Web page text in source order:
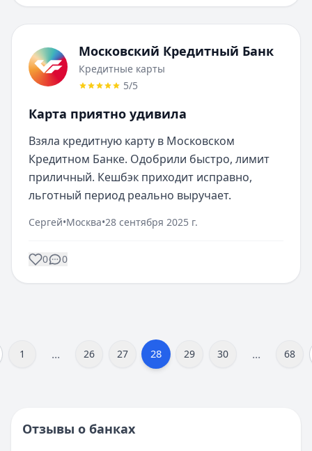
Московский Кредитный Банк
Кредитные карты
5/5
Карта приятно удивила
Взяла кредитную карту в Московском
Кредитном Банке. Одобрили быстро, лимит
приличный. Кешбэк приходит исправно,
льготный период реально выручает.
Сергей•Москва•28 сентября 2025 г.
0 0
1 ... 26 27 28 29 30 ... 68
Отзывы о банках